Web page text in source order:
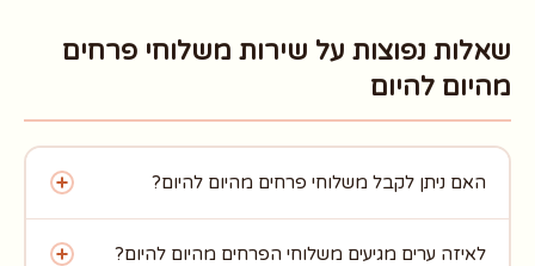
שאלות נפוצות על שירות משלוחי פרחים
מהיום להיום
האם ניתן לקבל משלוחי פרחים מהיום להיום?
כן. הזמנות שמתקבלות עד השעה 15:00 מסופקות עוד באותו
לאיזה ערים מגיעים משלוחי הפרחים מהיום להיום?